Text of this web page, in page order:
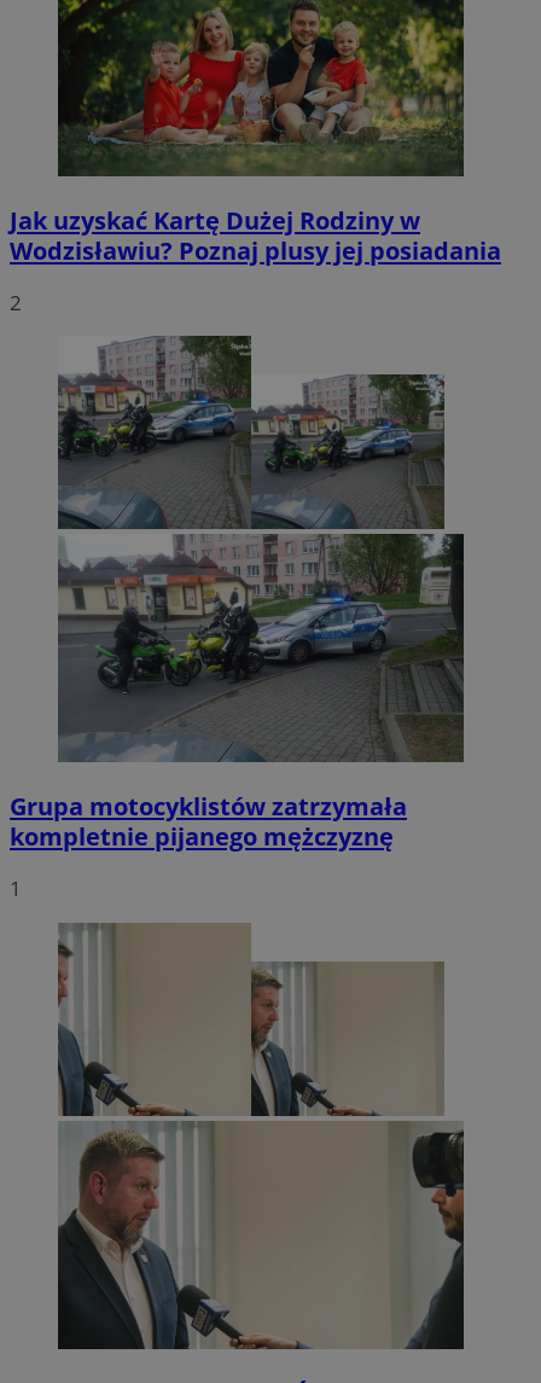
Jak uzyskać Kartę Dużej Rodziny w
Wodzisławiu? Poznaj plusy jej posiadania
2
Grupa motocyklistów zatrzymała
kompletnie pijanego mężczyznę
1